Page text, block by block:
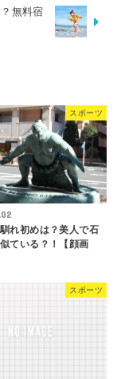
無料宿
スポーツ
れ初めは？美人で石
ている？！【顔画
スポーツ